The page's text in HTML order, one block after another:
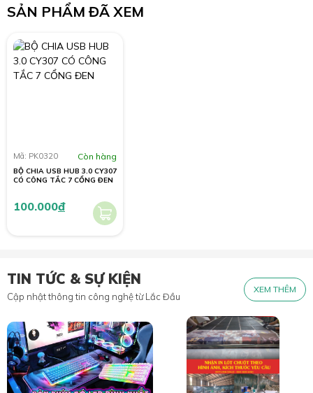
SẢN PHẨM ĐÃ XEM
Mã: PK0320 Còn hàng
BỘ CHIA USB HUB 3.0 CY307
CÓ CÔNG TẮC 7 CỔNG ĐEN
100.000đ
TIN TỨC & SỰ KIỆN
Cập nhật thông tin công nghệ từ Lắc Đầu
XEM THÊM